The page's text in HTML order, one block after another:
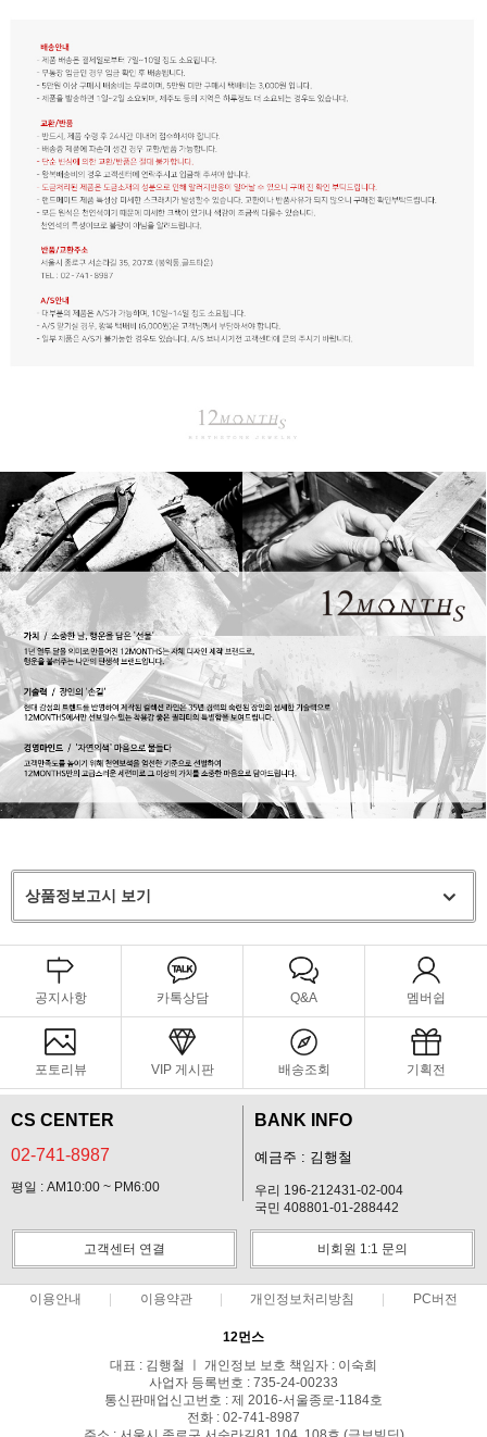
상품정보고시 보기
공지사항 카톡상담 Q&A 멤버쉽
포토리뷰 VIP 게시판 배송조회 기획전
CS CENTER
02-741-8987
평일 : AM10:00 ~ PM6:00
BANK INFO
예금주 : 김행철
우리 196-212431-02-004
국민 408801-01-288442
고객센터 연결 비회원 1:1 문의
이용안내 이용약관 개인정보처리방침 PC버전
12먼스
대표 : 김행철 ㅣ 개인정보 보호 책임자 : 이숙희
사업자 등록번호 : 735-24-00233
통신판매업신고번호 : 제 2016-서울종로-1184호
전화 : 02-741-8987